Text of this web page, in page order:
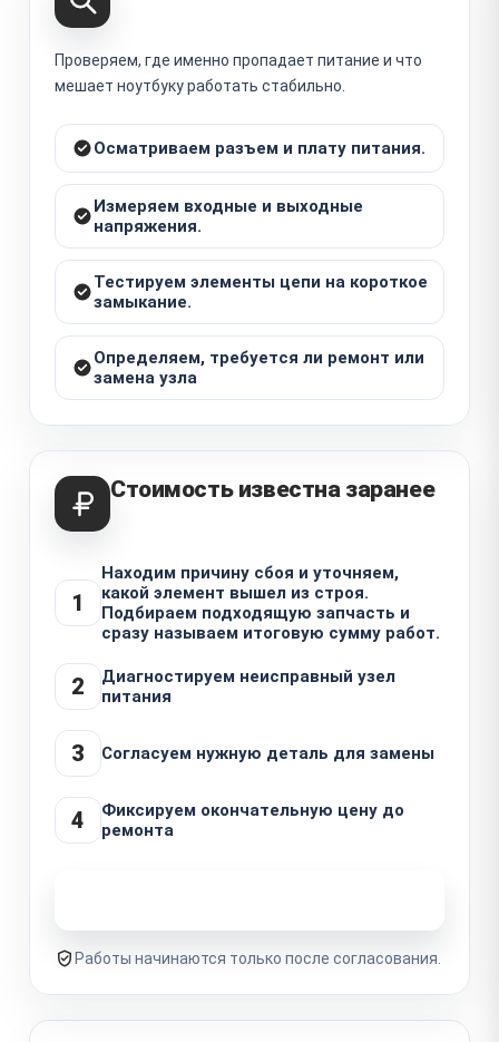
Проверяем, где именно пропадает питание и что
мешает ноутбуку работать стабильно.
Осматриваем разъем и плату питания.
Измеряем входные и выходные
напряжения.
Тестируем элементы цепи на короткое
замыкание.
Определяем, требуется ли ремонт или
замена узла
Стоимость известна заранее
1
Находим причину сбоя и уточняем,
какой элемент вышел из строя.
Подбираем подходящую запчасть и
сразу называем итоговую сумму работ.
2
Диагностируем неисправный узел
питания
3 Согласуем нужную деталь для замены
4
Фиксируем окончательную цену до
ремонта
Работы начинаются только после согласования.